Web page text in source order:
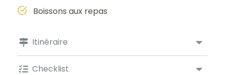
Itinéraire
Checklist
Boissons aux repas